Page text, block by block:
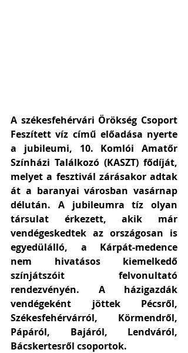
A székesfehérvári Örökség Csoport
Feszített víz című előadása nyerte
a jubileumi, 10. Komlói Amatőr
Színházi Találkozó (KASZT) fődíját,
melyet a fesztivál zárásakor adtak
át a baranyai városban vasárnap
délután. A jubileumra tíz olyan
társulat érkezett, akik már
vendégeskedtek az országosan is
egyedülálló, a Kárpát-medence
nem hivatásos kiemelkedő
színjátszóit felvonultató
rendezvényén. A házigazdák
vendégeként jöttek Pécsről,
Székesfehérvárról, Körmendről,
Pápáról, Bajáról, Lendváról,
Bácskertesről csoportok.